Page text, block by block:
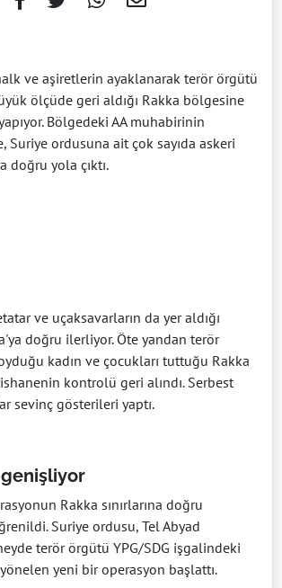
ve aşiretlerin ayaklanarak terör örgütü
ölçüde geri aldığı Rakka bölgesine
Bölgedeki AA muhabirinin
Suriye ordusuna ait çok sayıda askeri
doğru yola çıktı.
ve uçaksavarların da yer aldığı
doğru ilerliyor. Öte yandan terör
kadın ve çocukları tuttuğu Rakka
kontrolü geri alındı. Serbest
sevinç gösterileri yaptı.
Rakka sınırlarına doğru
Suriye ordusu, Tel Abyad
terör örgütü YPG/SDG işgalindeki
yönelen yeni bir operasyon başlattı.